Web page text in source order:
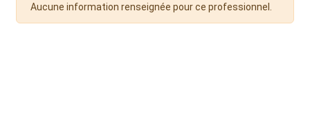
Aucune information renseignée pour ce professionnel.